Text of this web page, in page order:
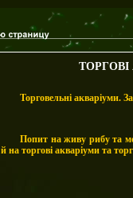
Торговельні акваріуми.
Попит на живу рибу та
й на торгові акваріуми та